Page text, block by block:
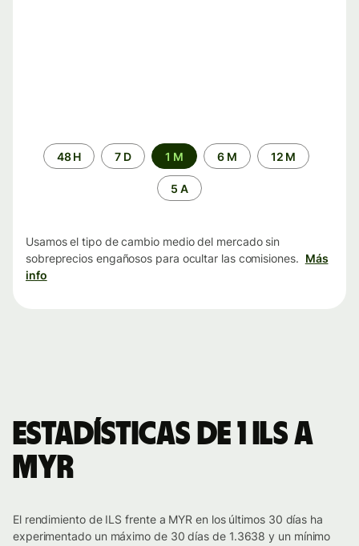
Periodo48 H 7 D 1 M 6 M 12 M
5 A
Usamos el tipo de cambio medio del mercado sin
sobreprecios engañosos para ocultar las comisiones. Más
info
Estadísticas de 1 ILS a
MYR
El rendimiento de ILS frente a MYR en los últimos 30 días ha
experimentado un máximo de 30 días de 1.3638 y un mínimo